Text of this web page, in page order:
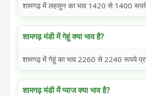
शामगढ़ में लहसुन का भाव 1420 से 1400
शामगढ़ मंडी में गेहूं क्या भाव है?
शामगढ़ में गेहूं का भाव 2260 से 2240 रूपये
शामगढ़ मंडी में प्याज क्या भाव है?